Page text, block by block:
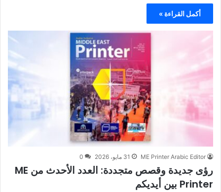
أكمل القراءة »
ME Printer Arabic Editor 31 مايو، 2026 0
رؤى جديدة وقصص متجددة: العدد الأحدث من ME
Printer بين أيديكم